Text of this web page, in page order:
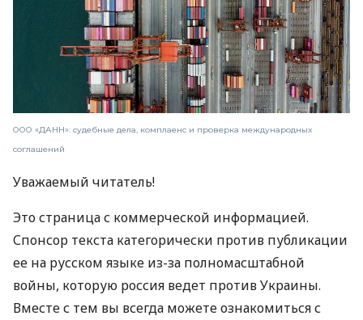
ООО «ДАНН»: судебные дела, комплаенс и проверка международных
соглашений
Уважаемый читатель!
Это страница с коммерческой информацией.
Спонсор текста категорически против публикации
ее на русском языке из-за полномасштабной
войны, которую россия ведет против Украины.
Вместе с тем вы всегда можете ознакомиться с